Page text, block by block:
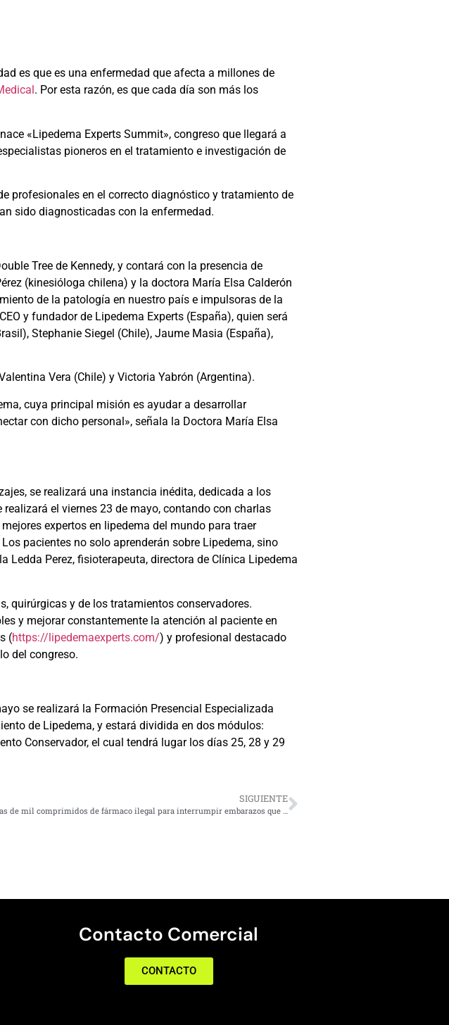
es que es una enfermedad que afecta a millones de
. Por esta razón, es que cada día son más los
«Lipedema Experts Summit», congreso que llegará a
pioneros en el tratamiento e investigación de
profesionales en el correcto diagnóstico y tratamiento de
sido diagnosticadas con la enfermedad.
Tree de Kennedy, y contará con la presencia de
(kinesióloga chilena) y la doctora María Elsa Calderón
de la patología en nuestro país e impulsoras de la
y fundador de Lipedema Experts (España), quien será
Stephanie Siegel (Chile), Jaume Masia (España),
Vera (Chile) y Victoria Yabrón (Argentina).
cuya principal misión es ayudar a desarrollar
con dicho personal», señala la Doctora María Elsa
se realizará una instancia inédita, dedicada a los
el viernes 23 de mayo, contando con charlas
expertos en lipedema del mundo para traer
pacientes no solo aprenderán sobre Lipedema, sino
Perez, fisioterapeuta, directora de Clínica Lipedema
quirúrgicas y de los tratamientos conservadores.
y mejorar constantemente la atención al paciente en
(https://lipedemaexperts.com/) y profesional destacado
del congreso.
se realizará la Formación Presencial Especializada
de Lipedema, y estará dividida en dos módulos:
Conservador, el cual tendrá lugar los días 25, 28 y 29
SIGUIENTE
Sujeto es detenido con mas de mil comprimidos de fármaco ilegal para interrumpir embarazos que era traído desde Perú
Contacto Comercial
CONTACTO